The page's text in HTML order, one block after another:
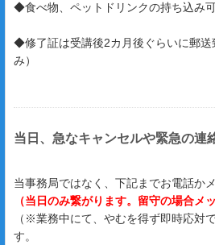
◆食べ物、ペットドリンクの持ち込み可
◆修了証は受講後2カ月後ぐらいに郵送
み）
当日、急なキャンセルや緊急の連
当事務局ではなく、下記までお電話か
（当日のみ繋がります。留守の場合メ
（※業務中にて、やむを得ず即時応対
す。